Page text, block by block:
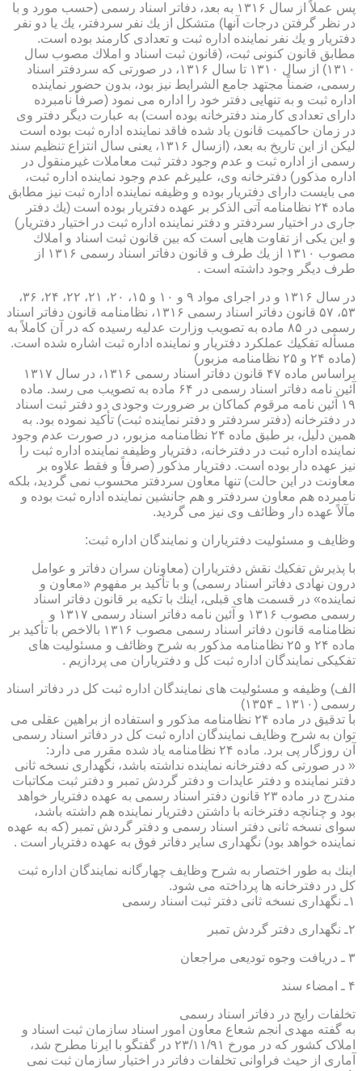
پس عملاً از سال ۱۳۱۶ به بعد، دفاتر اسناد رسمی (حسب مورد و با
در نظر گرفتن درجات آنها) متشكل از یك نفر سردفتر، یك یا دو نفر
دفتریار و یك نفر نماینده اداره ثبت و تعدادی كارمند بوده است.
مطابق قانون كنونی ثبت، (قانون ثبت اسناد و املاك مصوب سال
۱۳۱۰) از سال ۱۳۱۰ تا سال ۱۳۱۶، در صورتی كه سردفتر اسناد
رسمی، ضمناً مجتهد جامع الشرایط نیز بود، بدون حضور نماینده
اداره ثبت و به تنهایی دفتر خود را اداره می نمود (صرفاً نامبرده
دارای تعدادی كارمند دفترخانه بوده است) به عبارت دیگر دفتر وی
در زمان حاكمیت قانون یاد شده فاقد نماینده اداره ثبت بوده است
لیكن از این تاریخ به بعد، (ازسال ۱۳۱۶، یعنی سال انتزاع تنظیم سند
رسمی از اداره ثبت و عدم وجود دفتر ثبت معاملات غیرمنقول در
اداره مذكور) دفترخانه وی، علیرغم عدم وجود نماینده اداره ثبت،
می بایست دارای دفتریار بوده و وظیفه نماینده اداره ثبت نیز مطابق
ماده ۲۴ نظامنامه آتی الذكر بر عهده دفتریار بوده است (یك دفتر
جاری در اختیار سردفتر و دفتر نماینده اداره ثبت در اختیار دفتریار)
و این یكی از تفاوت هایی است كه بین قانون ثبت اسناد و املاك
مصوب ۱۳۱۰ از یك طرف و قانون دفاتر اسناد رسمی ۱۳۱۶ از
طرف دیگر وجود داشته است .
در سال ۱۳۱۶ و در اجرای مواد ۹ و ۱۰ و ۱۵، ۲۰، ۲۱، ۲۲، ۲۴، ۳۶،
۵۳، ۵۷ قانون دفاتر اسناد رسمی ۱۳۱۶، نظامنامه قانون دفاتر اسناد
رسمی در ۸۵ ماده به تصویب وزارت عدلیه رسیده كه در آن كاملاً به
مسأله تفكیك عملكرد دفتریار و نماینده اداره ثبت اشاره شده است.
(ماده ۲۴ و ۲۵ نظامنامه مزبور)
براساس ماده ۴۷ قانون دفاتر اسناد رسمی ۱۳۱۶، در سال ۱۳۱۷
آئین نامه دفاتر اسناد رسمی در ۶۴ ماده به تصویب می رسد. ماده
۱۹ آئین نامه مرقوم كماكان بر ضرورت وجودی دو دفتر ثبت اسناد
در دفترخانه (دفتر سردفتر و دفتر نماینده ثبت) تأكید نموده بود. به
همین دلیل، بر طبق ماده ۲۴ نظامنامه مزبور، در صورت عدم وجود
نماینده اداره ثبت در دفترخانه، دفتریار وظیفه نماینده اداره ثبت را
نیز عهده دار بوده است. دفتریار مذكور (صرفاً و فقط علاوه بر
معاونت در این حالت) تنها معاون سردفتر محسوب نمی گردید، بلكه
نامبرده هم معاون سردفتر و هم جانشین نماینده اداره ثبت بوده و
مآلاً عهده دار وظائف وی نیز می گردید.
وظایف و مسئولیت دفتریاران و نمایندگان اداره ثبت:
با پذیرش تفكیك نقش دفتریاران (معاونان سران دفاتر و عوامل
درون نهادی دفاتر اسناد رسمی) و با تأكید بر مفهوم «معاون و
نماینده» در قسمت های قبلی، اینك با تكیه بر قانون دفاتر اسناد
رسمی مصوب ۱۳۱۶ و آئین نامه دفاتر اسناد رسمی ۱۳۱۷ و
نظامنامه قانون دفاتر اسناد رسمی مصوب ۱۳۱۶ بالاخص با تأكید بر
ماده ۲۴ و ۲۵ نظامنامه مذكور به شرح وظائف و مسئولیت های
تفكیكی نمایندگان اداره ثبت كل و دفتریاران می پردازیم .
الف) وظیفه و مسئولیت های نمایندگان اداره ثبت كل در دفاتر اسناد
رسمی (۱۳۱۰ ـ ۱۳۵۴)
با تدقیق در ماده ۲۴ نظامنامه مذكور و استفاده از براهین عقلی می
توان به شرح وظایف نمایندگان اداره ثبت كل در دفاتر اسناد رسمی
آن روزگار پی برد. ماده ۲۴ نظامنامه یاد شده مقرر می دارد:
« در صورتی كه دفترخانه نماینده نداشته باشد، نگهداری نسخه ثانی
دفتر نماینده و دفتر عایدات و دفتر گردش تمبر و دفتر ثبت مكاتبات
مندرج در ماده ۲۳ قانون دفتر اسناد رسمی به عهده دفتریار خواهد
بود و چنانچه دفترخانه با داشتن دفتریار نماینده هم داشته باشد،
سوای نسخه ثانی دفتر اسناد رسمی و دفتر گردش تمبر (كه به عهده
نماینده خواهد بود) نگهداری سایر دفاتر فوق به عهده دفتریار است .
اینك به طور اختصار به شرح وظایف چهارگانه نمایندگان اداره ثبت
كل در دفترخانه ها پرداخته می شود.
۱ـ نگهداری نسخه ثانی دفتر ثبت اسناد رسمی
۲ـ نگهداری دفتر گردش تمبر
۳ ـ دریافت وجوه تودیعی مراجعان
۴ ـ امضاء سند
تخلفات رایج در دفاتر اسناد رسمی
به گفته مهدی انجم شعاع معاون امور اسناد سازمان ثبت اسناد و
املاک کشور که در مورخ ۲۳/۱۱/۹۱ در گفتگو با ایرنا مطرح شد،
آماری از حیث فراوانی تخلفات دفاتر در اختیار سازمان ثبت نمی